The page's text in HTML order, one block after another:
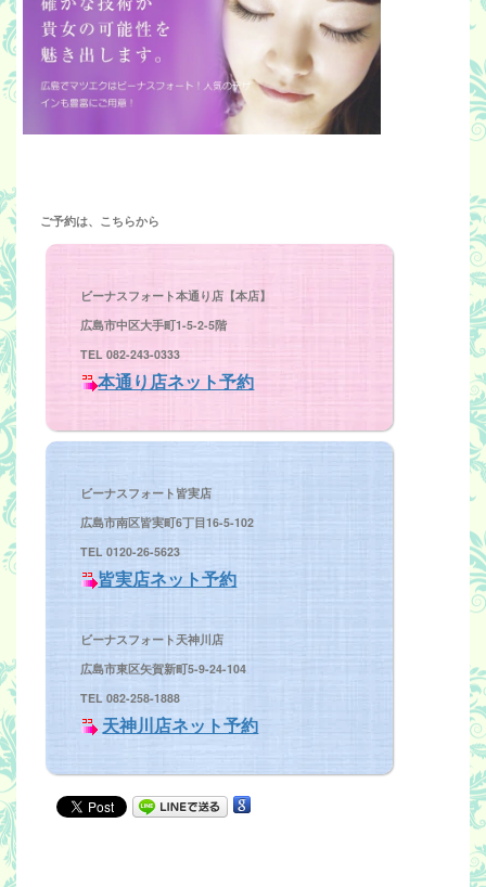
ご予約は、こちらから
ビーナスフォート本通り店【本店】
広島市中区大手町1-5-2-5階
TEL 082-243-0333
本通り店ネット予約
ビーナスフォート皆実店
広島市南区皆実町6丁目16-5-102
TEL 0120-26-5623
皆実店ネット予約
ビーナスフォート天神川店
広島市東区矢賀新町5-9-24-104
TEL 082-258-1888
天神川店ネット予約